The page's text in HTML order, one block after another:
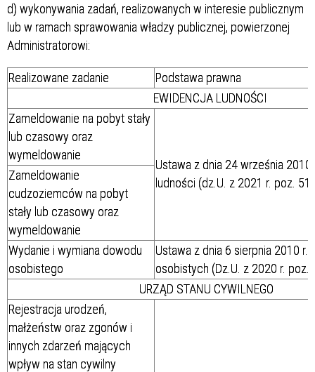
d) wykonywania zadań, realizowanych w interesie publicznym
lub w ramach sprawowania władzy publicznej, powierzonej
Administratorowi:
Realizowane zadanie
Podstawa prawna
EWIDENCJA LUDNOŚCI
Zameldowanie na pobyt stały
lub czasowy oraz
wymeldowanie
Ustawa z dnia 24 września
ludności (dz.U. z 2021 r. poz.
Zameldowanie
cudzoziemców na pobyt
stały lub czasowy oraz
wymeldowanie
Wydanie i wymiana dowodu
osobistego
Ustawa z dnia 6 sierpnia 2010 r.
osobistych (Dz.U. z 2020 r. poz.
URZĄD STANU CYWILNEGO
Rejestracja urodzeń,
małżeństw oraz zgonów i
innych zdarzeń mających
wpływ na stan cywilny